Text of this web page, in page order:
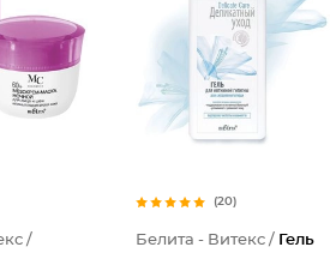
/
(20)
Белита - Витекс / Гель